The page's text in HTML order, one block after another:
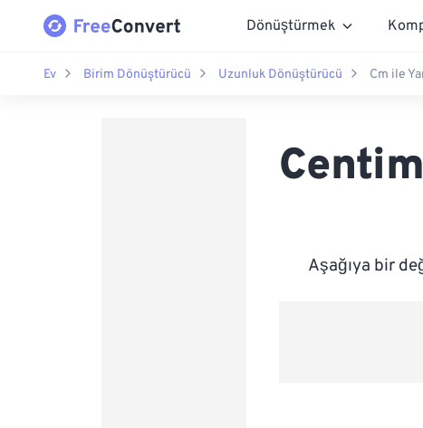
Dönüştürmek
Ev Birim Dönüştürücü Uzunluk Dönüştürücü Cm ile
Aşağıya bir